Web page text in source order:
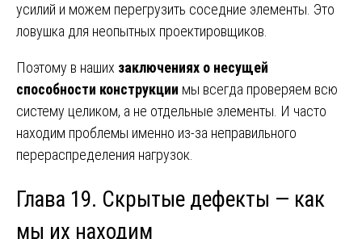
усилий и можем перегрузить соседние элементы. Это
ловушка для неопытных проектировщиков.
Поэтому в наших заключениях о несущей
способности конструкции мы всегда проверяем всю
систему целиком, а не отдельные элементы. И часто
находим проблемы именно из-за неправильного
перераспределения нагрузок.
Глава 19. Скрытые дефекты — как
мы их находим